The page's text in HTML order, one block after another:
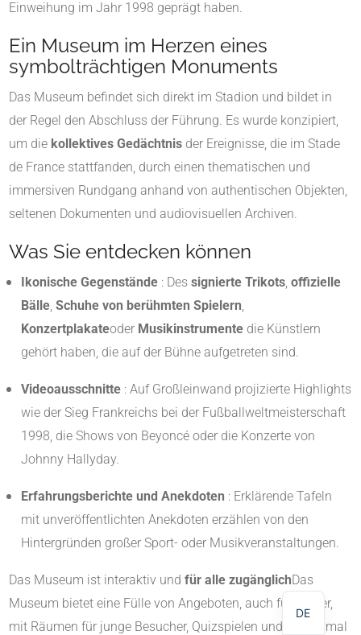
Einweihung im Jahr 1998 geprägt haben.
Ein Museum im Herzen eines
symbolträchtigen Monuments
Das Museum befindet sich direkt im Stadion und bildet in
der Regel den Abschluss der Führung. Es wurde konzipiert,
um die kollektives Gedächtnis der Ereignisse, die im Stade
de France stattfanden, durch einen thematischen und
immersiven Rundgang anhand von authentischen Objekten,
seltenen Dokumenten und audiovisuellen Archiven.
Was Sie entdecken können
Ikonische Gegenstände : Des signierte Trikots, offizielle
Bälle, Schuhe von berühmten Spielern,
Konzertplakateoder Musikinstrumente die Künstlern
gehört haben, die auf der Bühne aufgetreten sind.
Videoausschnitte : Auf Großleinwand projizierte Highlights
wie der Sieg Frankreichs bei der Fußballweltmeisterschaft
1998, die Shows von Beyoncé oder die Konzerte von
Johnny Hallyday.
Erfahrungsberichte und Anekdoten : Erklärende Tafeln
mit unveröffentlichten Anekdoten erzählen von den
Hintergründen großer Sport- oder Musikveranstaltungen.
Das Museum ist interaktiv und für alle zugänglichDas
Museum bietet eine Fülle von Angeboten, auch für Kinder,
mit Räumen für junge Besucher, Quizspielen und manchmal
DE
FR